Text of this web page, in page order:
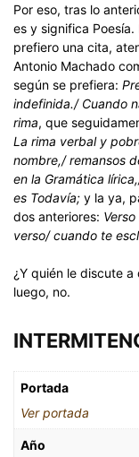
Por eso, tras lo
es y significa
prefiero una cita,
Antonio Machado
según se prefiera:
indefinida./ Cuando
rima, que
La rima verbal y
nombre,/ remansos
en la Gramática
es Todavía; y la ya,
dos anteriores:
verso/ cuando te
¿Y quién le discute
luego, no.
Portada
Ver portada
Año